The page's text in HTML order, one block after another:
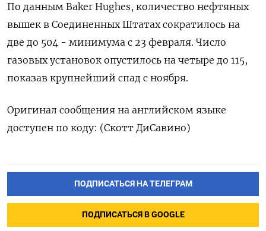
По данным Baker Hughes, количество нефтяных
вышек в Соединенных Штатах сократилось на
две до 504 - минимума с 23 февраля. Число
газовых установок опустилось на четыре до 115,
показав крупнейший спад с ноября.
Оригинал сообщения на английском языке
доступен по коду: (Скотт ДиСавино)
ПОДПИСАТЬСЯ НА ТЕЛЕГРАМ
ПОДПИСАТЬСЯ В GOOGLE